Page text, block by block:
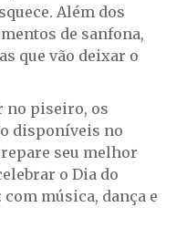
Além dos
de sanfona,
que vão deixar o
no piseiro, os
disponíveis no
seu melhor
o Dia do
música, dança e